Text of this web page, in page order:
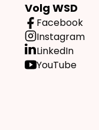
Volg WSD
Facebook
Instagram
LinkedIn
YouTube